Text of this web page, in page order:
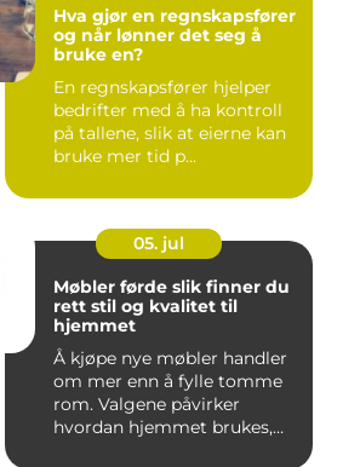
Hva gjør en regnskapsfører
og når lønner det seg å
bruke en?
En regnskapsfører hjelper
bedrifter med å ha kontroll
på tallene, slik at eierne kan
bruke mer tid p...
05. jul
Møbler førde slik finner du
rett stil og kvalitet til
hjemmet
Å kjøpe nye møbler handler
om mer enn å fylle tomme
rom. Valgene påvirker
hvordan hjemmet brukes,